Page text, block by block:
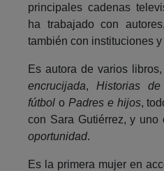
principales cadenas
ha trabajado con
también con instituciones y
Es autora de varios
encrucijada, Historias de
fútbol o Padres e hijos,
con Sara Gutiérrez, y
oportunidad.
Es la primera mujer en